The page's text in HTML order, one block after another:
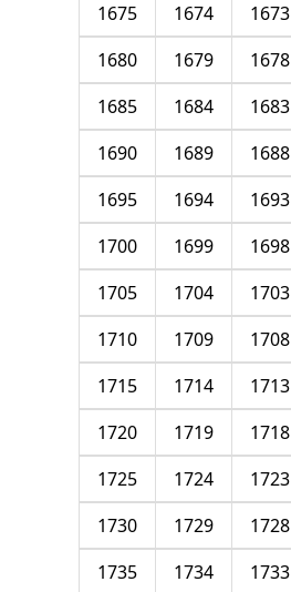
1673
1674
1675
1678
1679
1680
1683
1684
1685
1688
1689
1690
1693
1694
1695
1698
1699
1700
1703
1704
1705
1708
1709
1710
1713
1714
1715
1718
1719
1720
1723
1724
1725
1728
1729
1730
1733
1734
1735